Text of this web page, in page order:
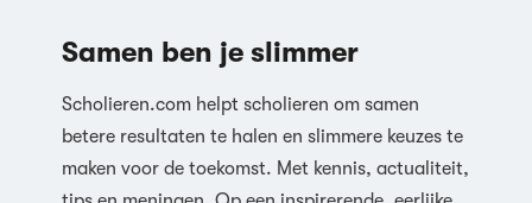
Samen ben je slimmer
Scholieren.com helpt scholieren om samen
betere resultaten te halen en slimmere keuzes te
maken voor de toekomst. Met kennis, actualiteit,